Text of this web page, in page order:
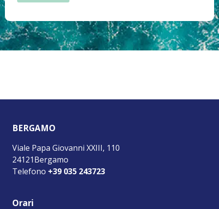
BERGAMO
Viale Papa Giovanni XXIII, 110
24121Bergamo
Telefono +39 035 243723
Orari